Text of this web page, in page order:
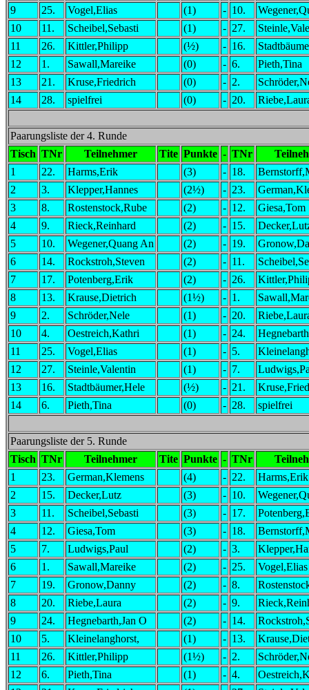
9
25. Vogel,Elias (1) - 10.
10
11. Scheibel,Sebasti (1) - 27.
11
26. Kittler,Philipp (½) - 16.
12
1. Sawall,Mareike (0) - 6.
Pieth,Tina
13
21. Kruse,Friedrich (0) - 2.
14
28. spielfrei (0) - 20.
Paarungsliste der 4. Runde
Tisch TNr Teilnehmer Tite Punkte - TNr
1
22. Harms,Erik (3) - 18.
2
3. Klepper,Hannes (2½) - 23.
3
8. Rostenstock,Rube (2) - 12.
Giesa,Tom
4
9. Rieck,Reinhard (2) - 15.
5
10. Wegener,Quang An (2) - 19.
6
14. Rockstroh,Steven (2) - 11.
7
17. Potenberg,Erik (2) - 26.
8
13. Krause,Dietrich (1½) - 1.
9
2. Schröder,Nele (1) - 20.
10
4. Oestreich,Kathri (1) - 24.
11
25. Vogel,Elias (1) - 5.
12
27. Steinle,Valentin (1) - 7.
13
16. Stadtbäumer,Hele (½) - 21.
14
6. Pieth,Tina (0) - 28. spielfrei
Paarungsliste der 5. Runde
Tisch TNr Teilnehmer Tite Punkte - TNr
1
23. German,Klemens (4) - 22.
Harms,Erik
2
15. Decker,Lutz (3) - 10.
3
11. Scheibel,Sebasti (3) - 17.
4
12. Giesa,Tom (3) - 18.
5
7. Ludwigs,Paul (2) - 3.
6
1. Sawall,Mareike (2) - 25.
Vogel,Elias
7
19. Gronow,Danny (2) - 8.
8
20. Riebe,Laura (2) - 9.
9
24. Hegnebarth,Jan O (2) - 14.
10
5. Kleinelanghorst, (1) - 13.
11
26. Kittler,Philipp (1½) - 2.
12
6. Pieth,Tina (1) - 4.